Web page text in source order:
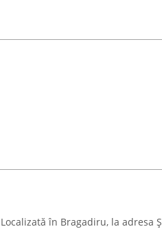
Localizată în Bragadiru, la adresa